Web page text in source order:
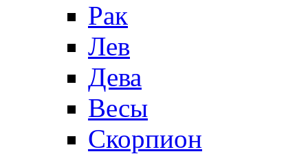
Рак
Лев
Дева
Весы
Скорпион